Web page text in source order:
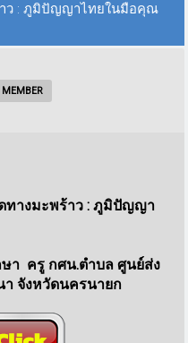
ว : ภูมิปัญญาไทยในมือคุณ
MEMBER
ดทางมะพร้าว : ภูมิปัญญา
า ครู กศน.ตำบล ศูนย์ส่ง
า จังหวัดนครนายก